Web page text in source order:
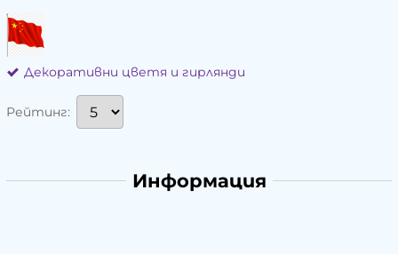
Декоративни цветя и гирлянди
Рейтинг:
Информация